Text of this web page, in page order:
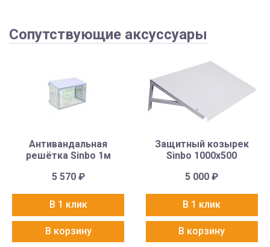
Сопутствующие аксуссуары
Антивандальная
решётка Sinbo 1м
5 570 ₽
В 1 клик
В корзину
Защитный козырек
Sinbo 1000х500
5 000₽
В 1 клик
В корзину